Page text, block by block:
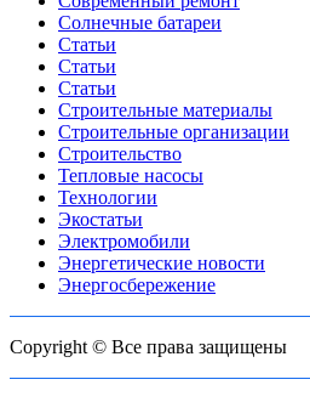
Солнечные батареи
Статьи
Статьи
Статьи
Строительные материалы
Строительные организации
Строительство
Тепловые насосы
Технологии
Экостатьи
Электромобили
Энергетические новости
Энергосбережение
Copyright © Все права защищены